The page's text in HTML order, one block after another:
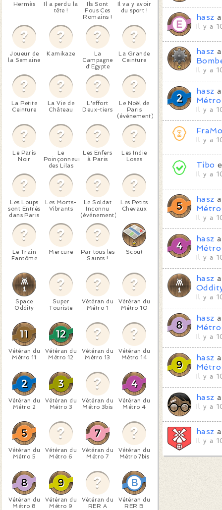
Hermès
Il a perdu la
tête !
Ils Sont
Fous Ces
Romains !
Il va y avoir
du sport !
Joueur de
la Semaine
Kamikaze
La
Campagne
d'Egypte
La Grande
Ceinture
La Petite
Ceinture
La Vie de
Château
L'effort
Deux-tiers
Le Noël de
Paris
(événement)
Le Paris
Noir
Le
Poinçonneur
des Lilas
Les Enfers
à Paris
Les Indie
Loses
Les Loups
sont Entrés
dans Paris
Les Morts-
Vibrants
Le Soldat
Inconnu
(événement)
Les Petits
Chevaux
Le Train
Fantôme
Mercure
Par tous les
Saints !
Scout
Space
Oddity
Super
Touriste
Vétéran du
Métro 1
Vétéran du
Métro 10
Vétéran du
Métro 11
Vétéran du
Métro 12
Vétéran du
Métro 13
Vétéran du
Métro 14
Vétéran du
Métro 2
Vétéran du
Métro 3
Vétéran du
Métro 3bis
Vétéran du
Métro 4
Vétéran du
Métro 5
Vétéran du
Métro 6
Vétéran du
Métro 7
Vétéran du
Métro 7bis
Vétéran du
Métro 8
Vétéran du
Métro 9
Vétéran du
RER A
Vétéran du
RER B
hasz
Il y a
hasz
Il y a
hasz
Il y a
Il y a
Tibo
Il y a
hasz
Il y a
hasz
Il y a
hasz
Il y a
hasz
Il y a
hasz
Il y a
hasz
Il y a
hasz
Il y a